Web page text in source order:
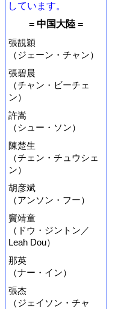
しています。
= 中国大陸 =
張靚穎
（ジェーン・チャン）
張碧晨
（チャン・ビーチェ
ン）
許嵩
（シュー・ソン）
陳楚生
（チェン・チュウシェ
ン）
胡彦斌
（アンソン・フー）
竇靖童
（ドウ・ジントン／
Leah Dou）
那英
（ナー・イン）
張杰
（ジェイソン・チャ